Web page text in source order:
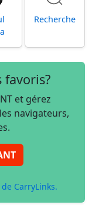
Recherche
favoris?
et gérez
navigateurs,
de CarryLinks.